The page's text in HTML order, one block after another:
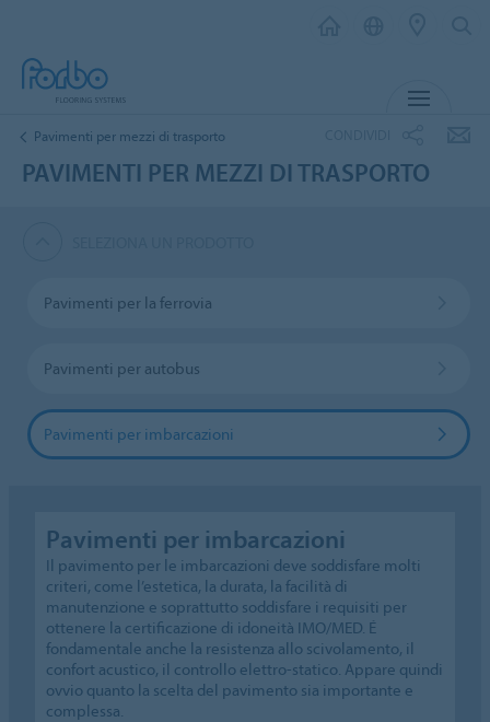
Pavimenti per mezzi di trasporto
PAVIMENTI PER MEZZI DI TRASPORTO
Pavimenti per la ferrovia
Pavimenti per autobus
Pavimenti per imbarcazioni
Pavimenti per imbarcazioni
Il pavimento per le imbarcazioni deve soddisfare molti
criteri, come l’estetica, la durata, la facilità di
manutenzione e soprattutto soddisfare i requisiti per
ottenere la certificazione di idoneità IMO/MED. É
fondamentale anche la resistenza allo scivolamento, il
confort acustico, il controllo elettro-statico. Appare quindi
ovvio quanto la scelta del pavimento sia importante e
complessa.